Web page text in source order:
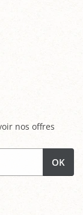
nos offres
OK